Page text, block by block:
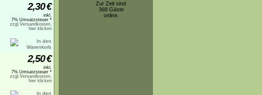
2,30€
inkl.
7% Umsatzsteuer *
zzgl.Versandkosten,
hier klicken
2,50€
inkl.
7% Umsatzsteuer *
zzgl.Versandkosten,
hier klicken
Zur Zeit sind
368 Gäste
online.